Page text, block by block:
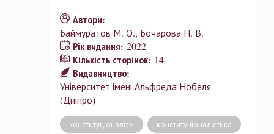
Автори:
Баймуратов М. О. Бочарова Н. В.
Рік видання: 2022
Кількість сторінок: 14
Видавництво:
Університет імені Альфреда Нобеля
(Дніпро)
конституціоналізм
конституціоналістика